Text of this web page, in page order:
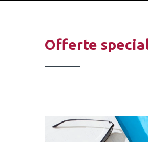
Offerte